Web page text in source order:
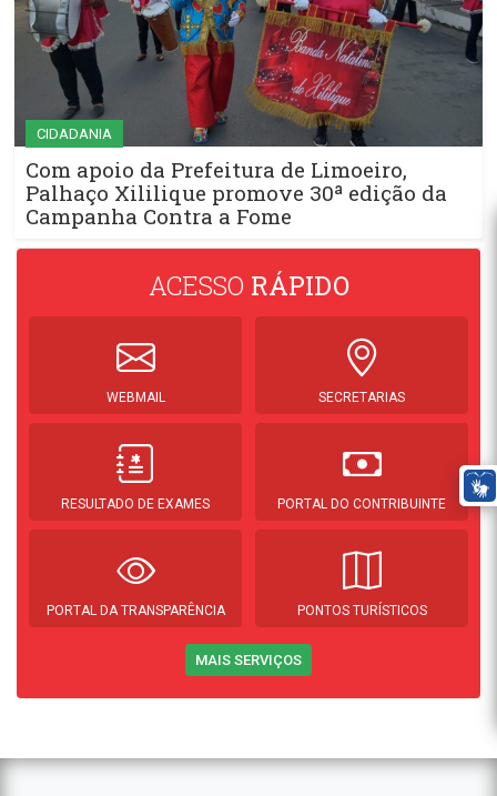
CIDADANIA
Com apoio da Prefeitura de Limoeiro,
Palhaço Xililique promove 30ª edição da
Campanha Contra a Fome
ACESSO RÁPIDO
WEBMAIL SECRETARIAS
RESULTADO DE EXAMES PORTAL DO CONTRIBUINTE
PORTAL DA TRANSPARÊNCIA PONTOS TURÍSTICOS
MAIS SERVIÇOS